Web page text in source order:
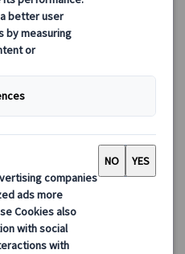
トップ付きとイタリアンディ
ディナーをお楽しみ頂くナイ
お楽しみいただけます。
を見る
12、9/23、11/18・25、12/2・
3・10・17・24
ださい)
を含む)